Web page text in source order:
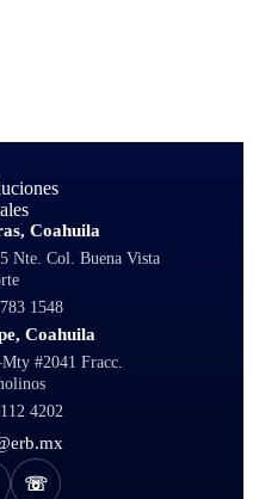
Coahuila
Nte. Col. Buena Vista
1548
Coahuila
#2041 Fracc.
4202
☏